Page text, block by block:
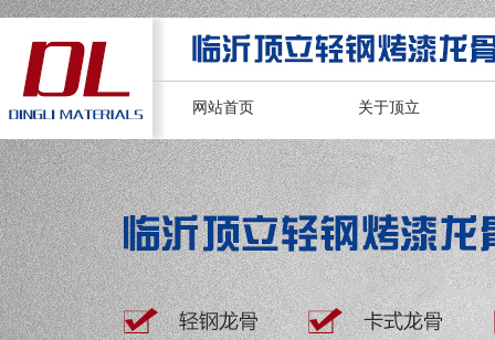
网站首页 关于顶立